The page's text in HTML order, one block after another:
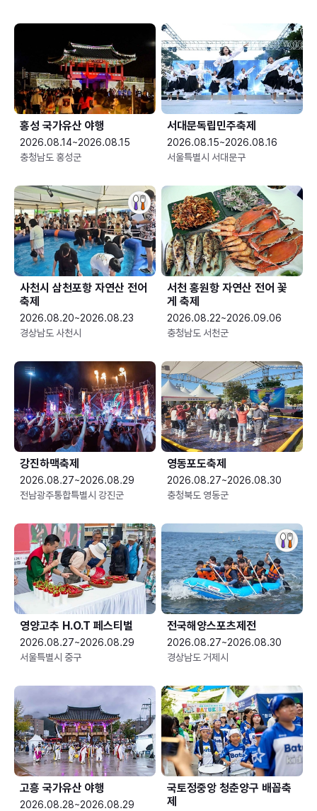
홍성 국가유산 야행
2026.08.14~2026.08.15
충청남도 홍성군
서대문독립민주축제
2026.08.15~2026.08.16
서울특별시 서대문구
사천시 삼천포항 자연산 전어
축제
2026.08.20~2026.08.23
경상남도 사천시
서천 홍원항 자연산 전어 꽃
게 축제
2026.08.22~2026.09.06
충청남도 서천군
강진하맥축제
2026.08.27~2026.08.29
전남광주통합특별시 강진군
영동포도축제
2026.08.27~2026.08.30
충청북도 영동군
영양고추 H.O.T 페스티벌
2026.08.27~2026.08.29
서울특별시 중구
전국해양스포츠제전
2026.08.27~2026.08.30
경상남도 거제시
고흥 국가유산 야행
2026.08.28~2026.08.29
국토정중앙 청춘양구 배꼽축
제